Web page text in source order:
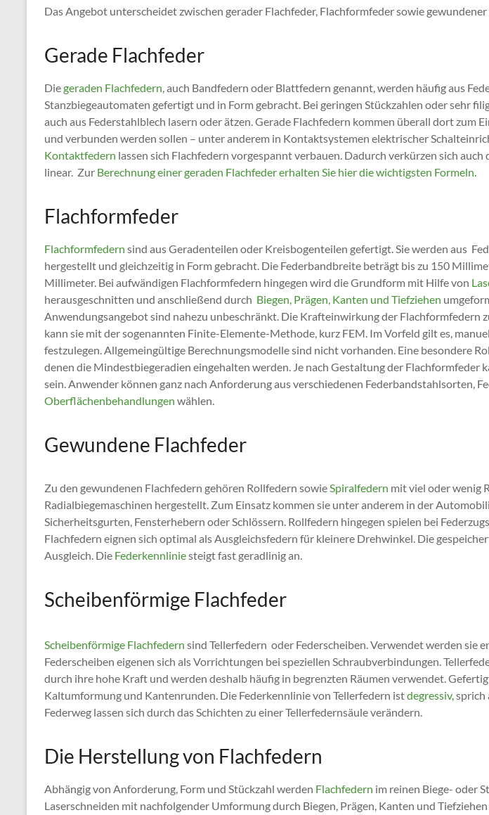
Das Angebot unterscheidet zwischen gerader Flachfeder, Flachformfeder sowie
Gerade Flachfeder
Diegeraden Flachfedern, auch Bandfedern oder Blattfedern genannt, werden häufig aus
Stanzbiegeautomaten gefertigt und in Form gebracht. Bei geringen Stückzahlen oder sehr
auch aus Federstahlblech lasern oder ätzen. Gerade Flachfedern kommen überall dort zum
und verbunden werden sollen – unter anderem in Kontaktsystemen elektrischer
Kontaktfedern lassen sich Flachfedern vorgespannt verbauen. Dadurch verkürzen sich
linear. Zur Berechnung einer geraden Flachfeder erhalten Sie hier die wichtigsten Formeln.
Flachformfeder
Flachformfedern sind aus Geradenteilen oder Kreisbogenteilen gefertigt. Sie werden aus
hergestellt und gleichzeitig in Form gebracht. Die Federbandbreite beträgt bis zu 150
Millimeter. Bei aufwändigen Flachformfedern hingegen wird die Grundform mit Hilfe von
herausgeschnitten und anschließend durch Biegen, Prägen, Kanten und Tiefziehen
Anwendungsangebot sind nahezu unbeschränkt. Die Krafteinwirkung der Flachformfedern
kann sie mit der sogenannten Finite-Elemente-Methode, kurz FEM. Im Vorfeld gilt es,
festzulegen. Allgemeingültige Berechnungsmodelle sind nicht vorhanden. Eine besondere
denen die Mindestbiegeradien eingehalten werden. Je nach Gestaltung der Flachformfeder
sein. Anwender können ganz nach Anforderung aus verschiedenen Federbandstahlsorten,
Oberflächenbehandlungen wählen.
Gewundene Flachfeder
Zu den gewundenen Flachfedern gehören Rollfedern sowieSpiralfedern mit viel oder wenig
Radialbiegemaschinen hergestellt. Zum Einsatz kommen sie unter anderem in der
Sicherheitsgurten, Fensterhebern oder Schlössern. Rollfedern hingegen spielen bei
Flachfedern eignen sich optimal als Ausgleichsfedern für kleinere Drehwinkel. Die
Ausgleich. Die Federkennliniesteigt fast geradlinig an.
Scheibenförmige Flachfeder
Scheibenförmige Flachfedern sind Tellerfedern oder Federscheiben. Verwendet werden sie
Federscheiben eigenen sich als Vorrichtungen bei speziellen Schraubverbindungen.
durch ihre hohe Kraft und werden deshalb häufig in begrenzten Räumen verwendet.
Kaltumformung und Kantenrunden. Die Federkennlinie von Tellerfedern istdegressiv, sprich
Federweg lassen sich durch das Schichten zu einer Tellerfedernsäule verändern.
Die Herstellung von Flachfedern
Abhängig von Anforderung, Form und Stückzahl werden Flachfedern im reinen Biege- oder
Laserschneiden mit nachfolgender Umformung durch Biegen, Prägen, Kanten und